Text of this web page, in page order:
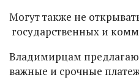
Могут также не
государственных и
Владимирцам
важные и срочные